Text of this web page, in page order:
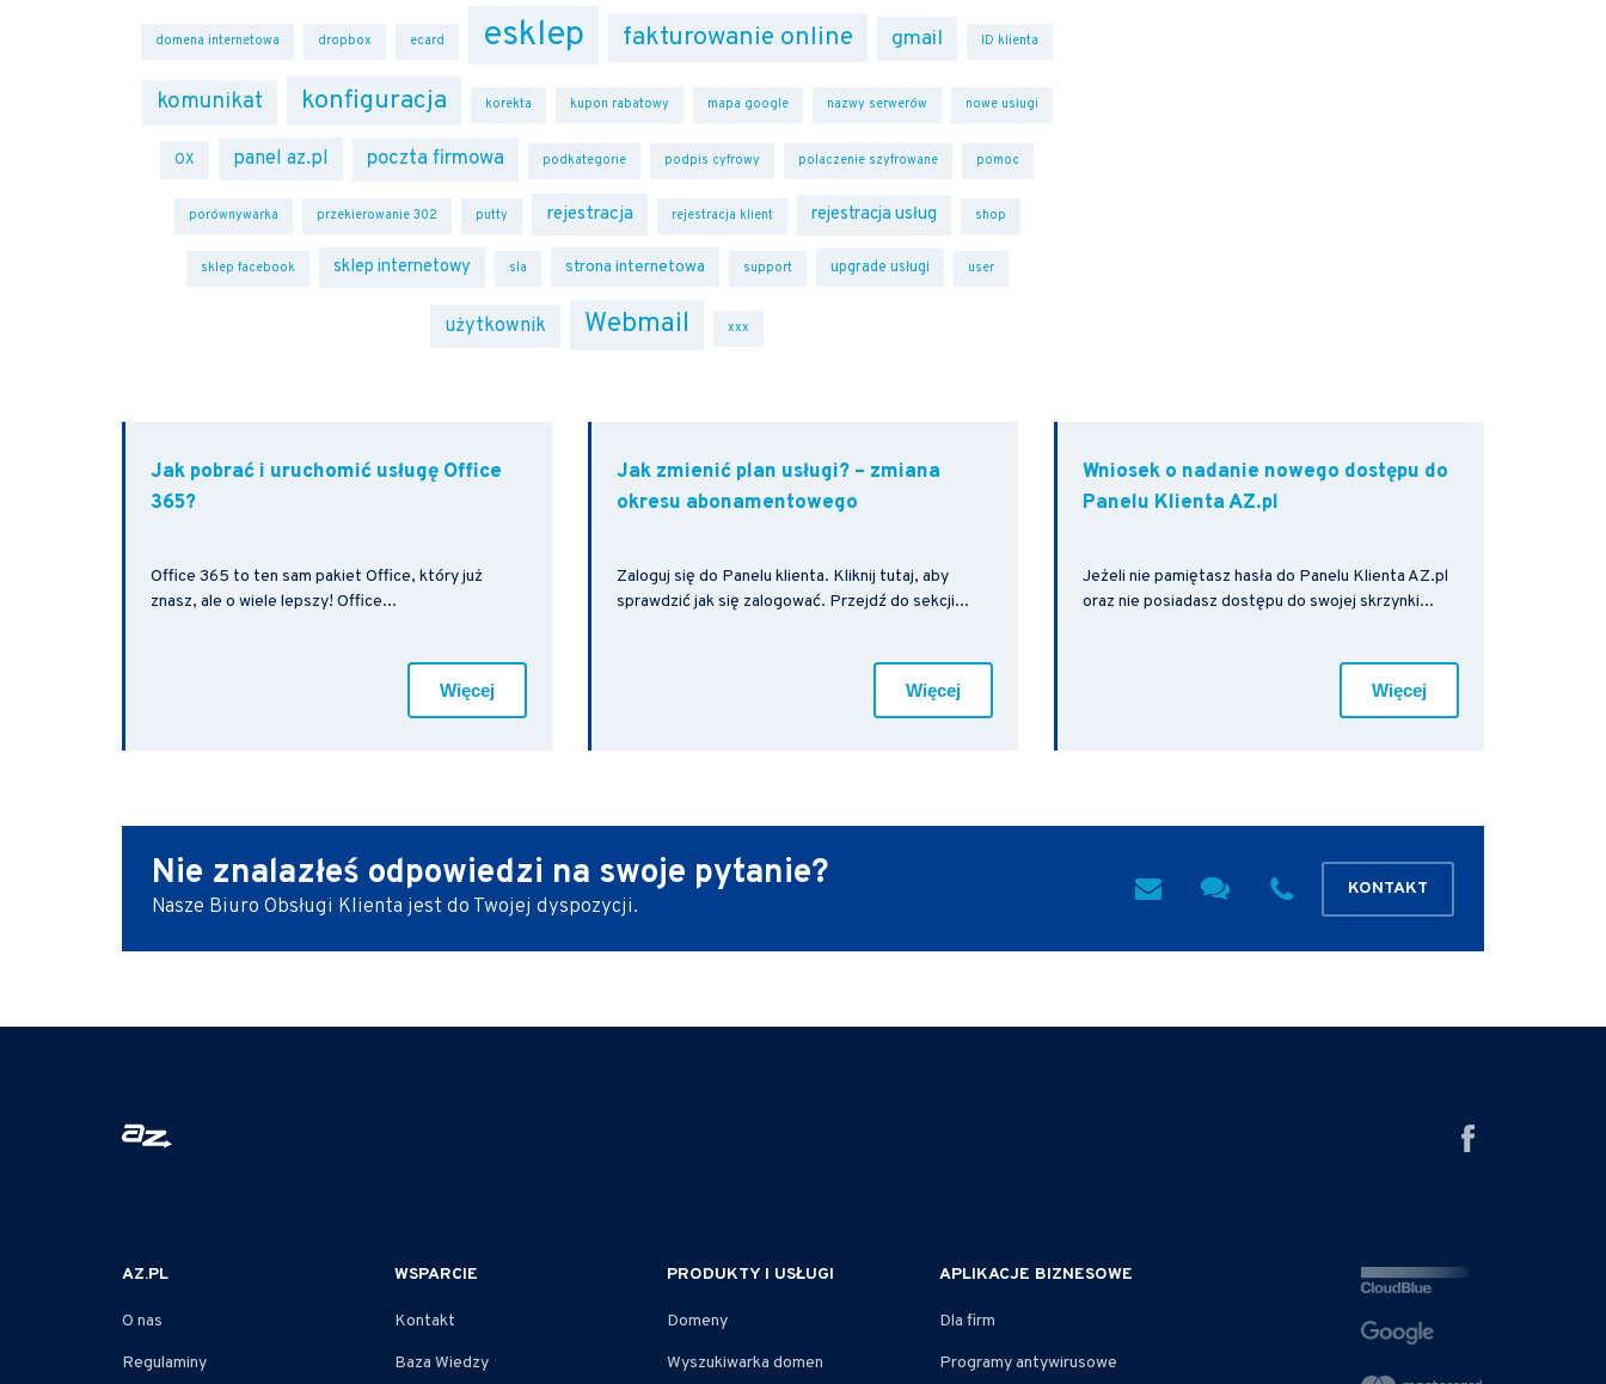
domena internetowa dropbox ecard esklep fakturowanie online gmail ID klienta
komunikat konfiguracja korekta kupon rabatowy mapa google nazwy serwerów nowe usługi
OX panel az.pl poczta firmowa podkategorie podpis cyfrowy polaczenie szyfrowane pomoc
porównywarka przekierowanie 302 putty rejestracja rejestracja klient rejestracja usług shop
sklep facebook sklep internetowy sla strona internetowa support upgrade usługi user
użytkownik Webmail xxx
Jak pobrać i uruchomić usługę Office
365?
Office 365 to ten sam pakiet Office, który już
znasz, ale o wiele lepszy! Office...
Więcej
Jak zmienić plan usługi? – zmiana
okresu abonamentowego
Zaloguj się do Panelu klienta. Kliknij tutaj, aby
sprawdzić jak się zalogować. Przejdź do sekcji...
Więcej
Wniosek o nadanie nowego dostępu do
Panelu Klienta AZ.pl
Jeżeli nie pamiętasz hasła do Panelu Klienta AZ.pl
oraz nie posiadasz dostępu do swojej skrzynki...
Więcej
Nie znalazłeś odpowiedzi na swoje pytanie?
Nasze Biuro Obsługi Klienta jest do Twojej dyspozycji.
KONTAKT
AZ.PL
O nas
Regulaminy
WSPARCIE
Kontakt
Baza Wiedzy
PRODUKTY I USŁUGI
Domeny
Wyszukiwarka domen
APLIKACJE BIZNESOWE
Dla firm
Programy antywirusowe